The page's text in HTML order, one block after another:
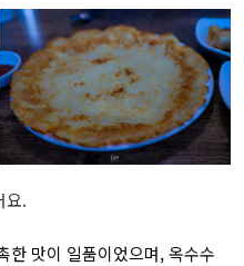
요.
한 맛이 일품이었으며, 옥수수